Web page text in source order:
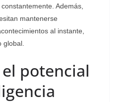
Además,
mantenerse
al instante,
global.
potencial